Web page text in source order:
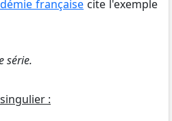
française cite l'exemple
série.
: